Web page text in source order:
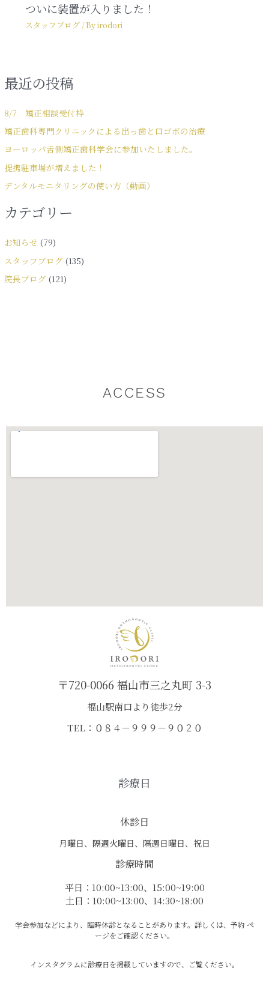
最近の投稿
8/7 矯正相談受付枠
矯正歯科専門クリニックによる出っ歯と口ゴボの治療
ヨーロッパ舌側矯正歯科学会に参加いたしました。
提携駐車場が増えました！
デンタルモニタリングの使い方（動画）
カテゴリー
お知らせ (79)
スタッフブログ (135)
院長ブログ (121)
ついに装置が入りました！
スタッフブログ/ Byirodori
ACCESS
〒720-0066 福山市三之丸町 3-3
福山駅南口より徒歩2分
TEL：０８４－９９９－９０２０
診療日
休診日
月曜日、隔週火曜日、隔週日曜日、祝日
診療時間
平日：10:00~13:00、15:00~19:00
土日：10:00~13:00、14:30~18:00
学会参加などにより、臨時休診となることがあります。詳しくは、予約 ペ
ージをご確認ください。
インスタグラムに診療日を掲載していますので、ご覧ください。